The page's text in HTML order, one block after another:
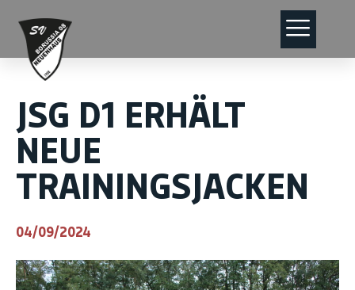
JSG D1 ERHÄLT
NEUE
TRAININGSJACKEN
04/09/2024